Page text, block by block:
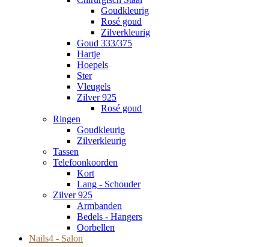
Goudkleurig
Rosé goud
Zilverkleurig
Goud 333/375
Hartje
Hoepels
Ster
Vleugels
Zilver 925
Rosé goud
Ringen
Goudkleurig
Zilverkleurig
Tassen
Telefoonkoorden
Kort
Lang - Schouder
Zilver 925
Armbanden
Bedels - Hangers
Oorbellen
Nails4 - Salon